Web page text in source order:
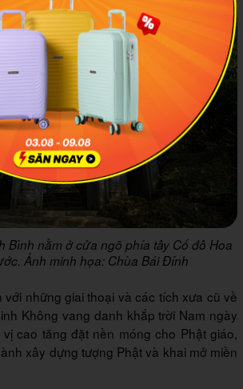
Bình nằm ở cửa ngõ phía tây Cố đô Hoa
Ảnh minh họa: Chùa Bái Đính
với những giai thoại và các tích xưa cũ về
Không vang danh khắp trời Nam ngày
cao tăng đặt nền móng cho Phật giáo,
xây dựng tượng Phật và khai mở miền